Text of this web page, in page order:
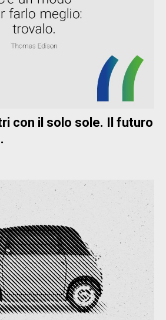
con il solo sole. Il futuro